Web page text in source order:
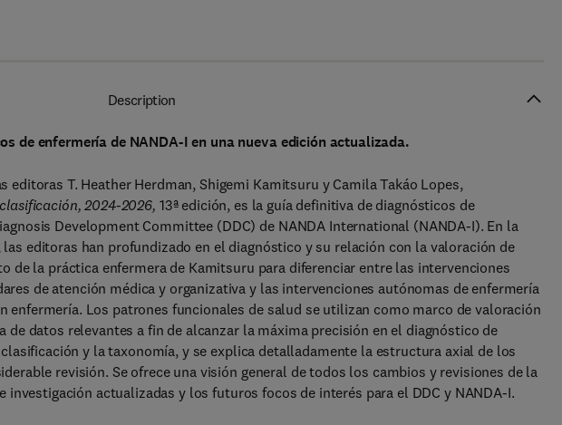
Description
de enfermería de NANDA-I en una nueva edición actualizada.
T. Heather Herdman, Shigemi Kamitsuru y Camila Takáo Lopes,
2024-2026, 13ª edición, es la guía definitiva de diagnósticos de
Development Committee (DDC) de NANDA International (NANDA-I). En la
editoras han profundizado en el diagnóstico y su relación con la valoración de
la práctica enfermera de Kamitsuru para diferenciar entre las intervenciones
de atención médica y organizativa y las intervenciones autónomas de enfermería
enfermería. Los patrones funcionales de salud se utilizan como marco de valoración
de datos relevantes a fin de alcanzar la máxima precisión en el diagnóstico de
y la taxonomía, y se explica detalladamente la estructura axial de los
revisión. Se ofrece una visión general de todos los cambios y revisiones de la
actualizadas y los futuros focos de interés para el DDC y NANDA-I.